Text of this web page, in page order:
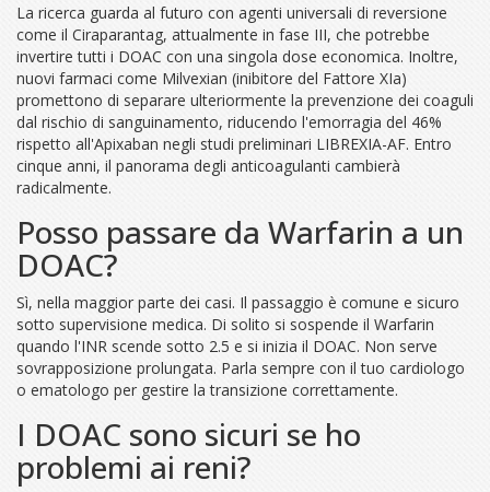
La ricerca guarda al futuro con agenti universali di reversione
come il Ciraparantag, attualmente in fase III, che potrebbe
invertire tutti i DOAC con una singola dose economica. Inoltre,
nuovi farmaci come Milvexian (inibitore del Fattore XIa)
promettono di separare ulteriormente la prevenzione dei coaguli
dal rischio di sanguinamento, riducendo l'emorragia del 46%
rispetto all'Apixaban negli studi preliminari LIBREXIA-AF. Entro
cinque anni, il panorama degli anticoagulanti cambierà
radicalmente.
Posso passare da Warfarin a un
DOAC?
Sì, nella maggior parte dei casi. Il passaggio è comune e sicuro
sotto supervisione medica. Di solito si sospende il Warfarin
quando l'INR scende sotto 2.5 e si inizia il DOAC. Non serve
sovrapposizione prolungata. Parla sempre con il tuo cardiologo
o ematologo per gestire la transizione correttamente.
I DOAC sono sicuri se ho
problemi ai reni?